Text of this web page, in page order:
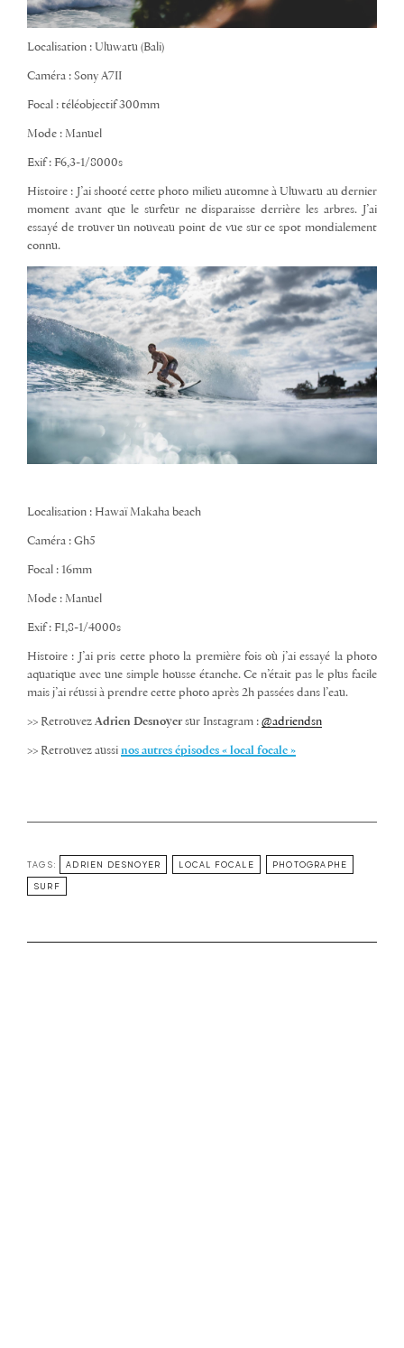
Localisation : Uluwatu (Bali)
Caméra : Sony A7II
Focal : téléobjectif 300mm
Mode : Manuel
Exif : F6,3-1/8000s
Histoire : J’ai shooté cette photo milieu automne à Uluwatu au dernier
moment avant que le surfeur ne disparaisse derrière les arbres. J’ai
essayé de trouver un nouveau point de vue sur ce spot mondialement
connu.
Localisation : Hawaï Makaha beach
Caméra : Gh5
Focal : 16mm
Mode : Manuel
Exif : F1,8-1/4000s
Histoire : J’ai pris cette photo la première fois où j’ai essayé la photo
aquatique avec une simple housse étanche. Ce n’était pas le plus facile
mais j’ai réussi à prendre cette photo après 2h passées dans l’eau.
>> Retrouvez Adrien Desnoyer sur Instagram : @adriendsn
>> Retrouvez aussi nos autres épisodes « local focale »
TAGS: ADRIEN DESNOYER LOCAL FOCALE PHOTOGRAPHE
SURF